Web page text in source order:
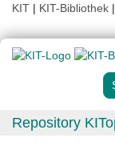
KIT | KIT-Bibliothek |
Repository